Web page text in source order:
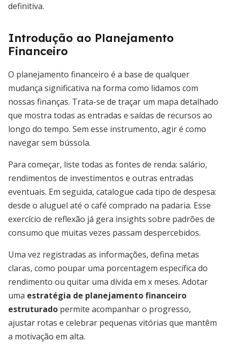
definitiva.
Introdução ao Planejamento
Financeiro
O planejamento financeiro é a base de qualquer
mudança significativa na forma como lidamos com
nossas finanças. Trata-se de traçar um mapa detalhado
que mostra todas as entradas e saídas de recursos ao
longo do tempo. Sem esse instrumento, agir é como
navegar sem bússola.
Para começar, liste todas as fontes de renda: salário,
rendimentos de investimentos e outras entradas
eventuais. Em seguida, catalogue cada tipo de despesa:
desde o aluguel até o café comprado na padaria. Esse
exercício de reflexão já gera insights sobre padrões de
consumo que muitas vezes passam despercebidos.
Uma vez registradas as informações, defina metas
claras, como poupar uma porcentagem específica do
rendimento ou quitar uma dívida em x meses. Adotar
uma estratégia de planejamento financeiro
estruturado permite acompanhar o progresso,
ajustar rotas e celebrar pequenas vitórias que mantêm
a motivação em alta.